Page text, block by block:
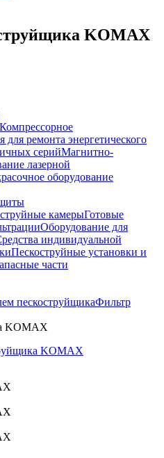
KOMAX
Компрессорное
для ремонта энергетического
серийМагнитно-
лазерной
оборудование
камерыГотовые
Оборудование для
индивидуальной
Пескоструйные установки и
части
пескоструйщикаФильтр
KOMAX